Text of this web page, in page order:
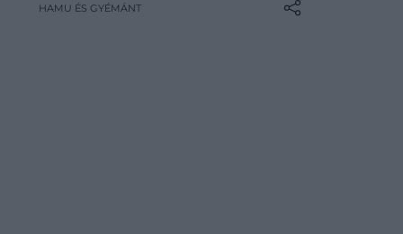
változatlan: visszafogni a
HAMU ÉS GYÉMÁNT